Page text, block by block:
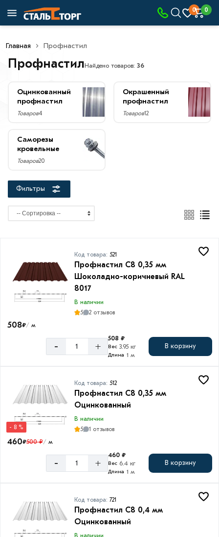
0 0
Главная Профнастил
ПрофнастилНайдено товаров: 36
Оцинкованный
профнастил
Товаров4
Окрашенный
профнастил
Товаров12
Саморезы
кровельные
Товаров20
Фильтры
Фильтры
×
Со
скидкой
Цена
руб.
—
Высота
профлиста
0.35
мм
мм
Ширина
1200
мм
20
мм
Код товара: 521
Профнастил С8 0,35 мм
Шоколадно-коричневый RAL
8017
В наличии
5
2 отзывов
508₽/ м
- +
508 ₽
Вес 3.95 кг
Длина 1 м
В корзину
- 8 %
Код товара: 512
Профнастил С8 0,35 мм
Оцинкованный
В наличии
5
1 отзывов
460₽500 ₽/ м
- +
460 ₽
Вес 6.4 кг
Длина 1 м
В корзину
Код товара: 721
Профнастил C8 0,4 мм
Оцинкованный
В наличии